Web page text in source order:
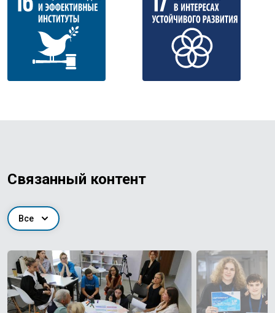
Связанный контент
Все